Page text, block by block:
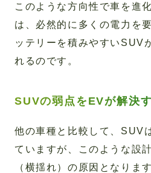
このような方向性で車を進
は、必然的に多くの電力を
ッテリーを積みやすいSUV
れるのです。
SUVの弱点をEVが解決
他の車種と比較して、SUV
ていますが、このような設
（横揺れ）の原因となります